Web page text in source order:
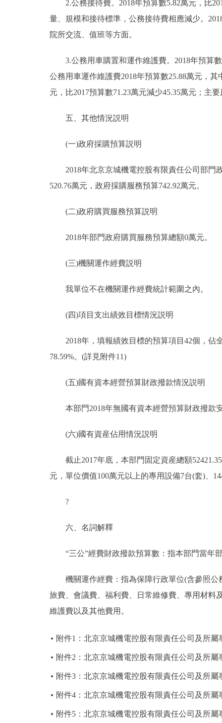
2.公務接待費。2018年預算數5.82萬元，比
量、規模和接待標準，公務接待費相應減少。
院所交流、值班等方面。
3.公務用車購置和運作維護費。2018年預算數
公務用車運作維護費2018年預算數25.88萬元，
元，比2017預算數71.23萬元減少45.35萬元；
五、其他情況説明
(一)政府採購預算説明
2018年北京京城機電控股有限責任公司部門政
520.76萬元，政府採購服務預算742.92萬元。
(二)政府購買服務預算説明
2018年部門政府購買服務預算總額0萬元。
(三)機關運作經費説明
我單位不在機關運作經費統計範圍之內。
(四)項目支出績效目標情況説明
2018年，填報績效目標的預算項目42個，佔全
78.59%。(詳見附件11)
(五)國有資本經營預算財政撥款情況説明
本部門2018年無國有資本經營預算財政撥
(六)國有資産佔用情況説明
截止2017年底，本部門固定資産總額52421.35
元，單位價值100萬元以上的專用設備7台(套)、
?
六、名詞解釋
“三公”經費財政撥款預算數：指本部門當年部
機關運作經費：指為保障行政單位(含參照公
旅費、會議費、福利費、日常維修費、專用材料
維護費以及其他費用。
附件1：北京京城機電控股有限責任公司及所屬
附件2：北京京城機電控股有限責任公司及所屬
附件3：北京京城機電控股有限責任公司及所屬
附件4：北京京城機電控股有限責任公司及所
附件5：北京京城機電控股有限責任公司及所